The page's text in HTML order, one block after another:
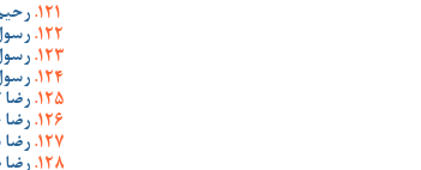
رضا
رضا